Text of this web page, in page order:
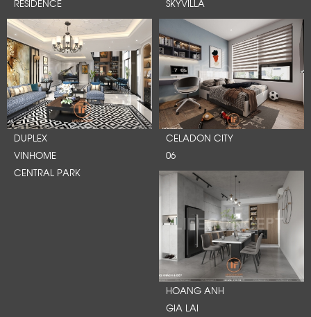
RESIDENCE
SKYVILLA
DUPLEX
VINHOME
CENTRAL PARK
CELADON CITY
06
HOANG ANH
GIA LAI